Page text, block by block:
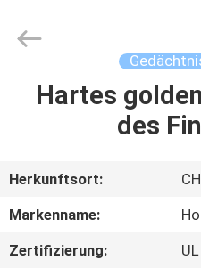
HAUS
ÜBER
UNS
Co.,Ltd..
Hartes
des
Herkunftsort:
Markenname:
Zertifizierung:
UL